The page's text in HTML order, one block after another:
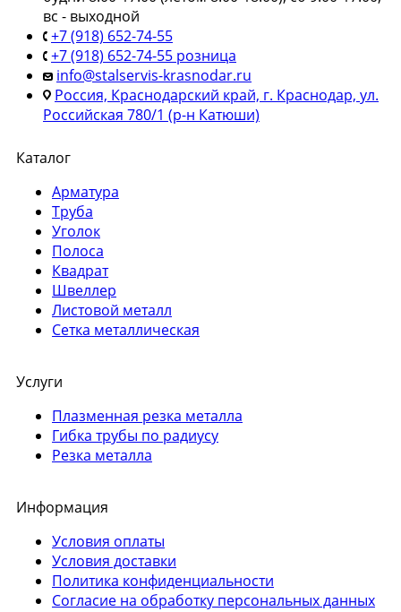
вс - выходной
+7 (918) 652-74-55
+7 (918) 652-74-55 розница
info@stalservis-krasnodar.ru
Россия, Краснодарский край, г. Краснодар, ул.
Российская 780/1 (р-н Катюши)
Каталог
Арматура
Труба
Уголок
Полоса
Квадрат
Швеллер
Листовой металл
Сетка металлическая
Услуги
Плазменная резка металла
Гибка трубы по радиусу
Резка металла
Информация
Условия оплаты
Условия доставки
Политика конфиденциальности
Согласие на обработку персональных данных